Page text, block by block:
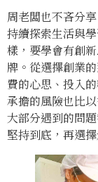
周老闆也不吝分
持續探索生活與
樣，要學會有創
牌。從選擇創業
費的心思、投入
承擔的風險也比
大部分遇到的問
堅持到底，再選